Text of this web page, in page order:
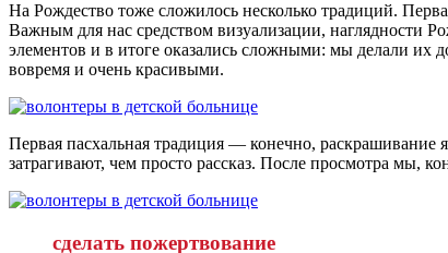
На Рождество тоже сложилось несколько традиций.
Важным для нас средством визуализации, наглядности
элементов и в итоге оказались сложными: мы делали их
вовремя и очень красивыми.
Первая пасхальная традиция — конечно,
затрагивают, чем просто рассказ. После просмотра мы,
сделать пожертвование